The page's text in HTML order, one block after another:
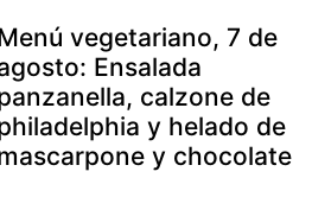
vegetariano, 7 de
Ensalada
calzone de
y helado de
y chocolate